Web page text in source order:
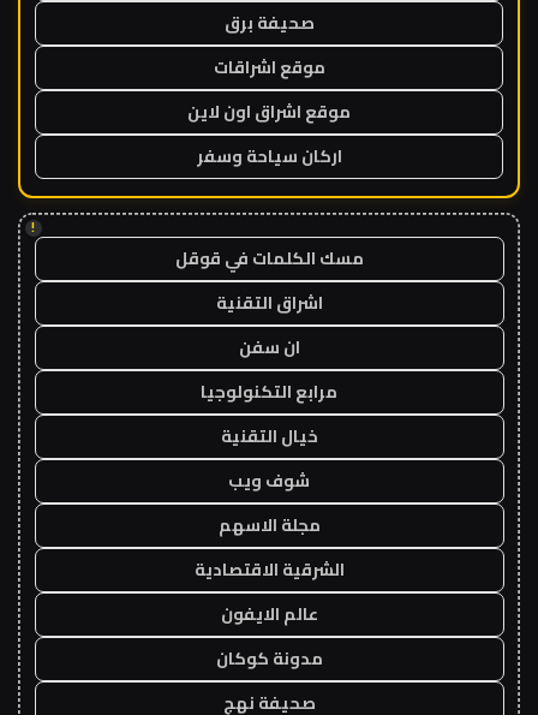
صحيفة برق
موقع اشراقات
موقع اشراق اون لاين
اركان سياحة وسفر
!
مسك الكلمات في قوقل
اشراق التقنية
ان سفن
مرابع التكنولوجيا
خيال التقنية
شوف ويب
مجلة الاسهم
الشرقية الاقتصادية
عالم الايفون
مدونة كوكان
صحيفة نهج